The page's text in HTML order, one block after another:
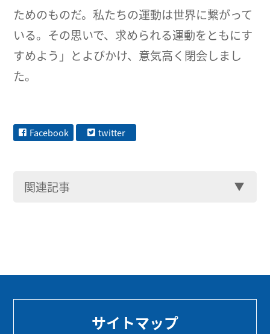
ためのものだ。私たちの運動は世界に繋がって
いる。その思いで、求められる運動をともにす
すめよう」とよびかけ、意気高く閉会しまし
た。
Facebook twitter
関連記事
サイトマップ